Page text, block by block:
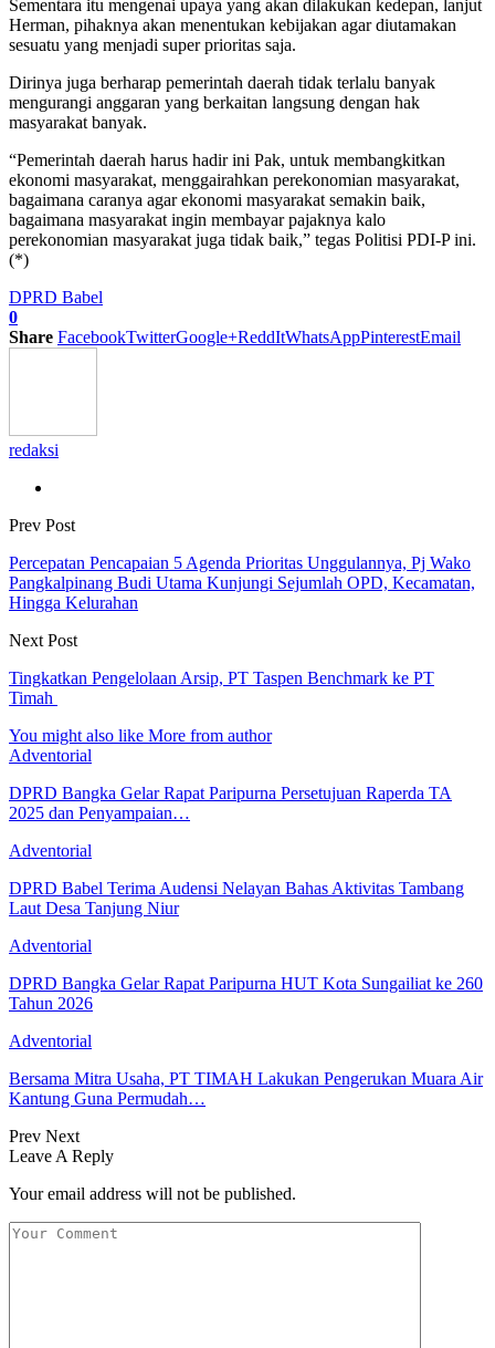
Sementara itu mengenai upaya yang akan dilakukan kedepan, lanjut
Herman, pihaknya akan menentukan kebijakan agar diutamakan
sesuatu yang menjadi super prioritas saja.
Dirinya juga berharap pemerintah daerah tidak terlalu banyak
mengurangi anggaran yang berkaitan langsung dengan hak
masyarakat banyak.
“Pemerintah daerah harus hadir ini Pak, untuk membangkitkan
ekonomi masyarakat, menggairahkan perekonomian masyarakat,
bagaimana caranya agar ekonomi masyarakat semakin baik,
bagaimana masyarakat ingin membayar pajaknya kalo
perekonomian masyarakat juga tidak baik,” tegas Politisi PDI-P ini.
(*)
DPRD Babel
0
Share FacebookTwitterGoogle+ReddItWhatsAppPinterestEmail
redaksi
Prev Post
Percepatan Pencapaian 5 Agenda Prioritas Unggulannya, Pj Wako
Pangkalpinang Budi Utama Kunjungi Sejumlah OPD, Kecamatan,
Hingga Kelurahan
Next Post
Tingkatkan Pengelolaan Arsip, PT Taspen Benchmark ke PT
Timah
You might also like More from author
Adventorial
DPRD Bangka Gelar Rapat Paripurna Persetujuan Raperda TA
2025 dan Penyampaian…
Adventorial
DPRD Babel Terima Audensi Nelayan Bahas Aktivitas Tambang
Laut Desa Tanjung Niur
Adventorial
DPRD Bangka Gelar Rapat Paripurna HUT Kota Sungailiat ke 260
Tahun 2026
Adventorial
Bersama Mitra Usaha, PT TIMAH Lakukan Pengerukan Muara Air
Kantung Guna Permudah…
Prev Next
Leave A Reply
Your email address will not be published.